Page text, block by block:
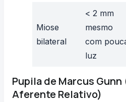
Miose
bilateral
< 2 mm
mesmo
com
luz
Pupila de Marcus
Aferente Relativo)